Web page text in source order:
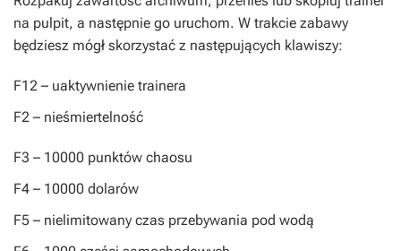
na pulpit, a następnie go uruchom. W trakcie zabawy
będziesz mógł skorzystać z następujących klawiszy:
F12 – uaktywnienie trainera
F2 – nieśmiertelność
F3 – 10000 punktów chaosu
F4 – 10000 dolarów
F5 – nielimitowany czas przebywania pod wodą